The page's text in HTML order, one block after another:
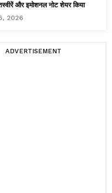
और इमोशनल नोट शेयर किया
2026
ADVERTISEMENT